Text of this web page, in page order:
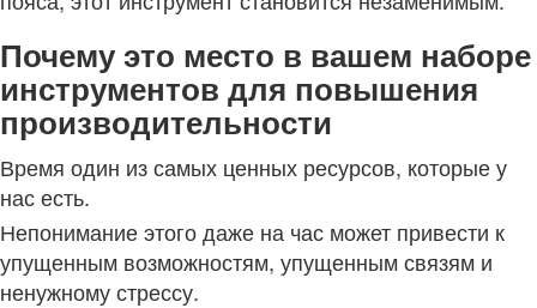
Почему это место в вашем наборе
инструментов для повышения
производительности
Время один из самых ценных ресурсов, которые у
нас есть.
Непонимание этого даже на час может привести к
упущенным возможностям, упущенным связям и
ненужному стрессу.